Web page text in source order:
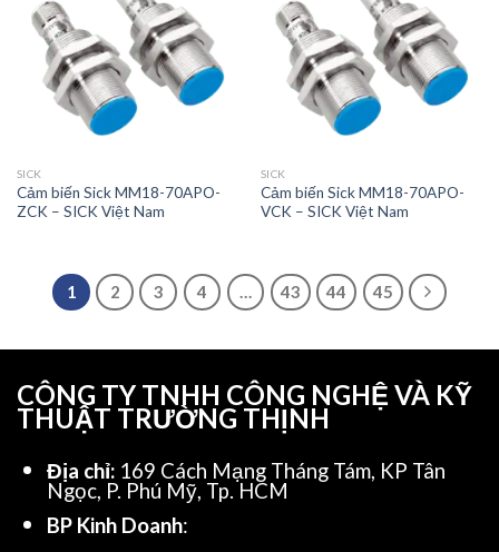
SICK
Cảm biến Sick MM18-70APO-
ZCK – SICK Việt Nam
SICK
Cảm biến Sick MM18-70APO-
VCK – SICK Việt Nam
1 2 3 4 … 43 44 45
CÔNG TY TNHH CÔNG NGHỆ VÀ KỸ
THUẬT TRƯỜNG THỊNH
Địa chỉ: 169 Cách Mạng Tháng Tám, KP Tân
Ngọc, P. Phú Mỹ, Tp. HCM
BP Kinh Doanh: